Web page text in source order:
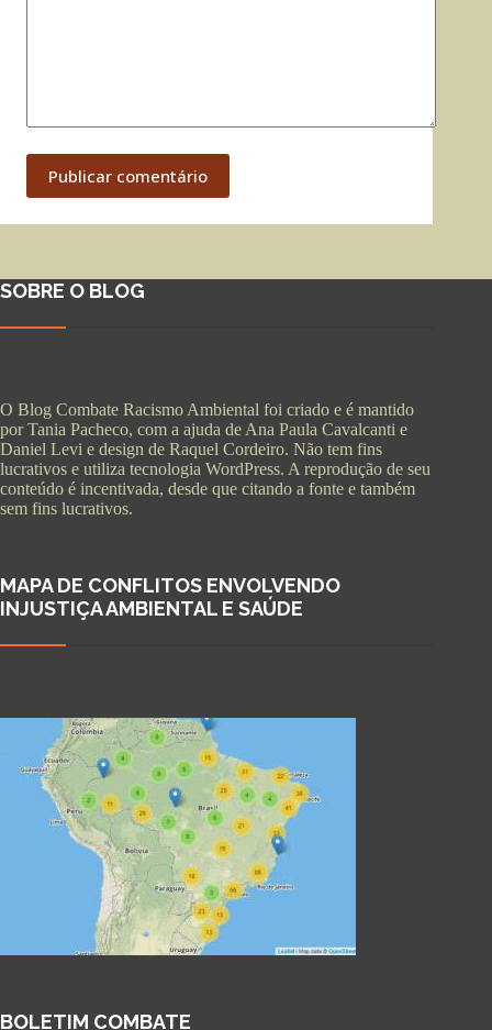
Publicar comentário
SOBRE O BLOG
O Blog Combate Racismo Ambiental foi criado e é mantido
por Tania Pacheco, com a ajuda de Ana Paula Cavalcanti e
Daniel Levi e design de Raquel Cordeiro. Não tem fins
lucrativos e utiliza tecnologia WordPress. A reprodução de seu
conteúdo é incentivada, desde que citando a fonte e também
sem fins lucrativos.
MAPA DE CONFLITOS ENVOLVENDO
INJUSTIÇA AMBIENTAL E SAÚDE
BOLETIM COMBATE